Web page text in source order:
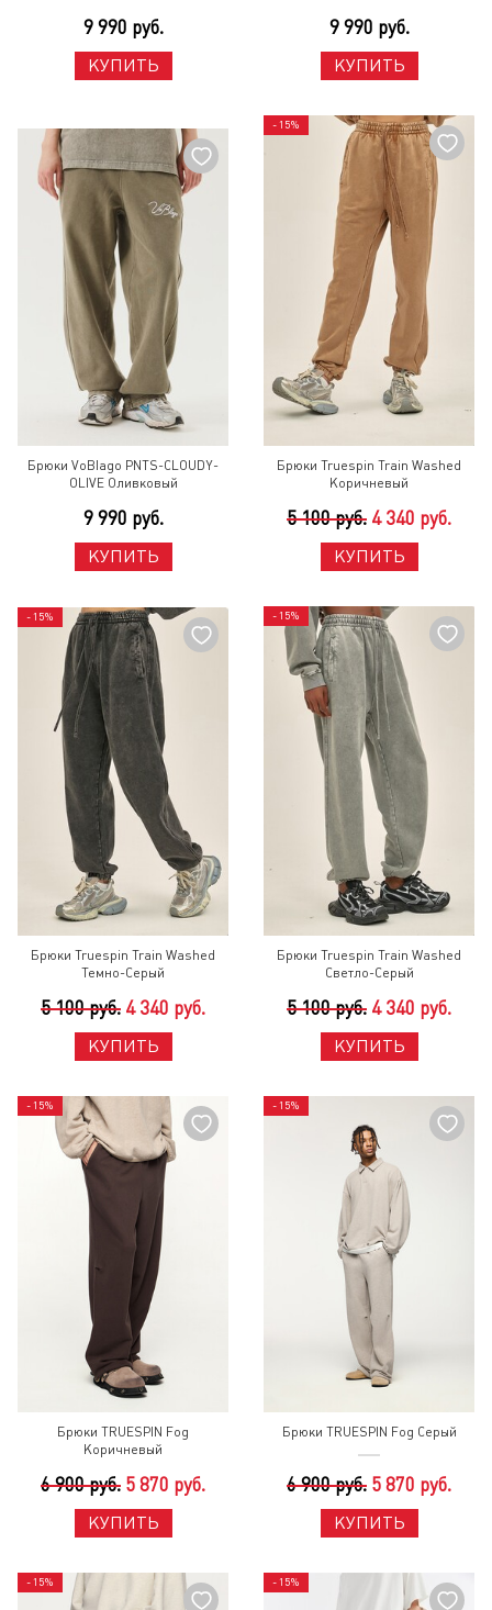
9 990 руб.
КУПИТЬ
9 990 руб.
КУПИТЬ
Брюки VoBlago PNTS-CLOUDY-
OLIVE Оливковый
9 990 руб.
КУПИТЬ
- 15%
Брюки Truespin Train Washed
Коричневый
5 100 руб. 4 340 руб.
КУПИТЬ
- 15%
Брюки Truespin Train Washed
Темно-Серый
5 100 руб. 4 340 руб.
КУПИТЬ
- 15%
Брюки Truespin Train Washed
Светло-Серый
5 100 руб. 4 340 руб.
КУПИТЬ
- 15%
Брюки TRUESPIN Fog
Коричневый
6 900 руб. 5 870 руб.
КУПИТЬ
- 15%
Брюки TRUESPIN Fog Серый
6 900 руб. 5 870 руб.
КУПИТЬ
- 15% - 15%